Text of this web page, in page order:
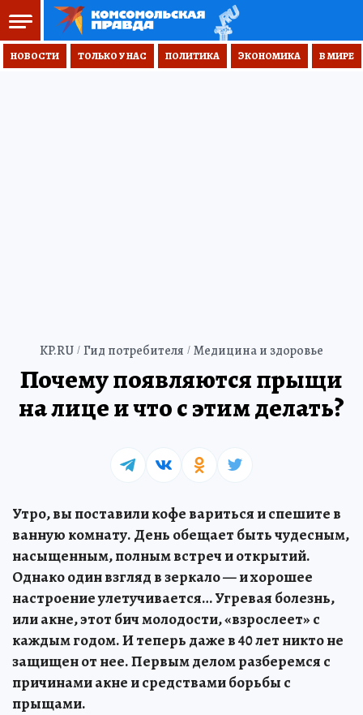
НОВОСТИ ТОЛЬКО У НАС ПОЛИТИКА ЭКОНОМИКА В МИРЕ
KP.RU Гид потребителя Медицина и здоровье
Почему появляются прыщи
на лице и что с этим делать?
Утро, вы поставили кофе вариться и спешите в
ванную комнату. День обещает быть чудесным,
насыщенным, полным встреч и открытий.
Однако один взгляд в зеркало — и хорошее
настроение улетучивается… Угревая болезнь,
или акне, этот бич молодости, «взрослеет» с
каждым годом. И теперь даже в 40 лет никто не
защищен от нее. Первым делом разберемся с
причинами акне и средствами борьбы с
прыщами.